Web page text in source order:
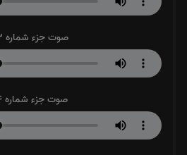
صوت جزء شماره 23
صوت جزء شماره 24